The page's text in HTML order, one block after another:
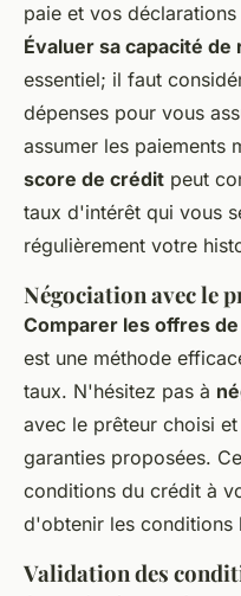
paie et vos
Évaluer sa capacité
essentiel; il faut
dépenses pour vous
assumer les paiements
score de crédit peut
taux d'intérêt qui vous
régulièrement votre
Négociation avec le
Comparer les offres
est une méthode
taux. N'hésitez pas à
avec le prêteur choisi
garanties proposées.
conditions du crédit à
d'obtenir les conditions
Validation des